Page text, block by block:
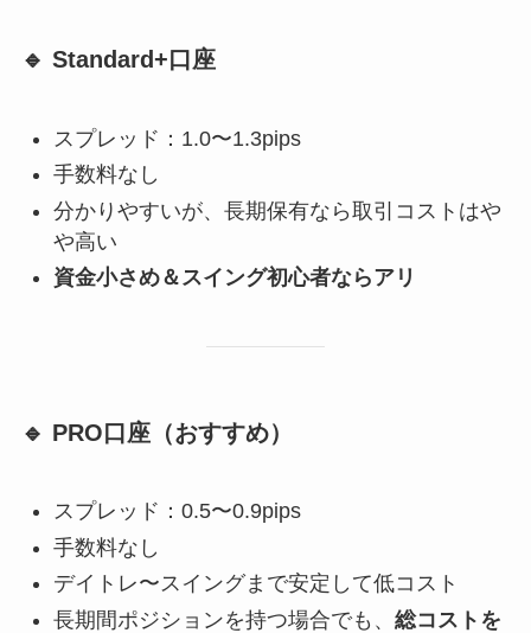
🔹 Standard+口座
スプレッド：1.0〜1.3pips
手数料なし
分かりやすいが、長期保有なら取引コストはや
や高い
資金小さめ＆スイング初心者ならアリ
🔹 PRO口座（おすすめ）
スプレッド：0.5〜0.9pips
手数料なし
デイトレ〜スイングまで安定して低コスト
長期間ポジションを持つ場合でも、 総コストを